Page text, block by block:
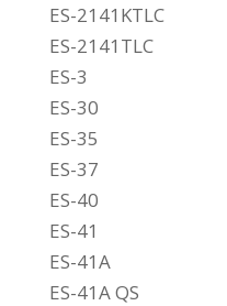
ES-2141KTLC
ES-2141TLC
ES-3
ES-30
ES-35
ES-37
ES-40
ES-41
ES-41A
ES-41A QS